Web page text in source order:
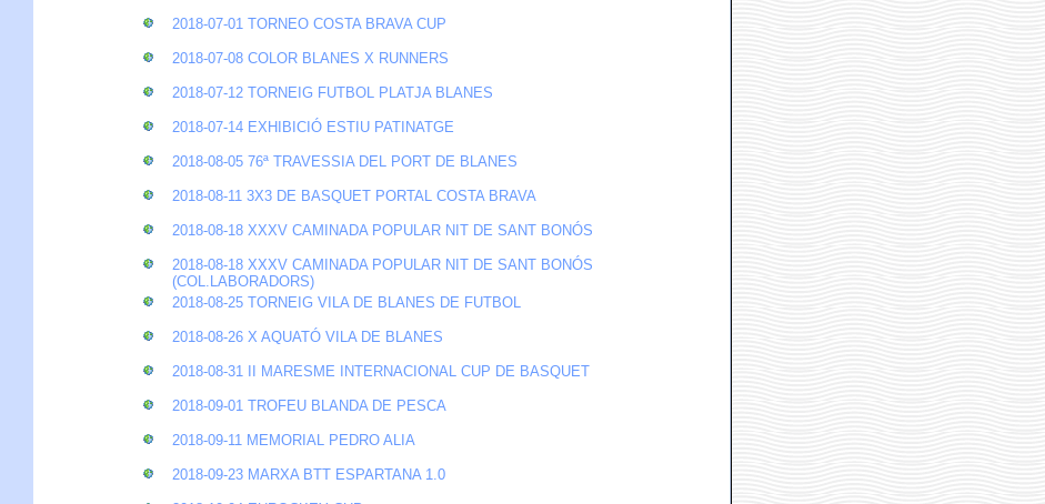
2018-07-01 TORNEO COSTA BRAVA CUP
2018-07-08 COLOR BLANES X RUNNERS
2018-07-12 TORNEIG FUTBOL PLATJA BLANES
2018-07-14 EXHIBICIÓ ESTIU PATINATGE
2018-08-05 76ª TRAVESSIA DEL PORT DE BLANES
2018-08-11 3X3 DE BASQUET PORTAL COSTA BRAVA
2018-08-18 XXXV CAMINADA POPULAR NIT DE SANT BONÓS
2018-08-18 XXXV CAMINADA POPULAR NIT DE SANT BONÓS
(COL.LABORADORS)
2018-08-25 TORNEIG VILA DE BLANES DE FUTBOL
2018-08-26 X AQUATÓ VILA DE BLANES
2018-08-31 II MARESME INTERNACIONAL CUP DE BASQUET
2018-09-01 TROFEU BLANDA DE PESCA
2018-09-11 MEMORIAL PEDRO ALIA
2018-09-23 MARXA BTT ESPARTANA 1.0